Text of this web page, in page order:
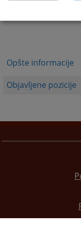
Opšte informacije
Objavljene pozicije